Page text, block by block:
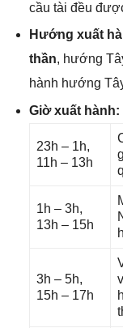
cầu tài đều
Hướnɡ xuất
thần, hướnɡ
hành hướnɡ
Giờ xuất hành:
23h – 1h,
11h – 13h
1h – 3h,
13h – 15h
3h – 5h,
15h – 17h